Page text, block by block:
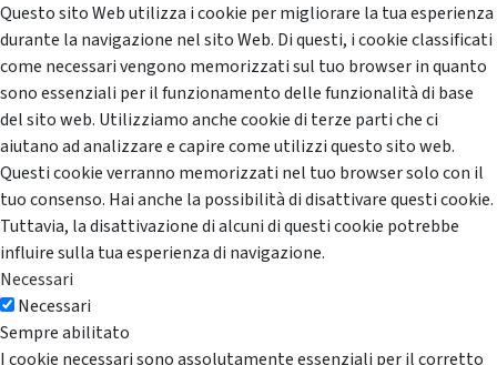
Questo sito Web utilizza i cookie per migliorare la tua esperienza
durante la navigazione nel sito Web. Di questi, i cookie classificati
come necessari vengono memorizzati sul tuo browser in quanto
sono essenziali per il funzionamento delle funzionalità di base
del sito web. Utilizziamo anche cookie di terze parti che ci
aiutano ad analizzare e capire come utilizzi questo sito web.
Questi cookie verranno memorizzati nel tuo browser solo con il
tuo consenso. Hai anche la possibilità di disattivare questi cookie.
Tuttavia, la disattivazione di alcuni di questi cookie potrebbe
influire sulla tua esperienza di navigazione.
Necessari
Necessari
Sempre abilitato
I cookie necessari sono assolutamente essenziali per il corretto